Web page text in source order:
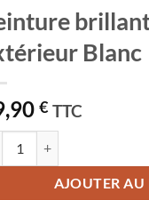
Blanc
€ TTC
AJOUTER AU